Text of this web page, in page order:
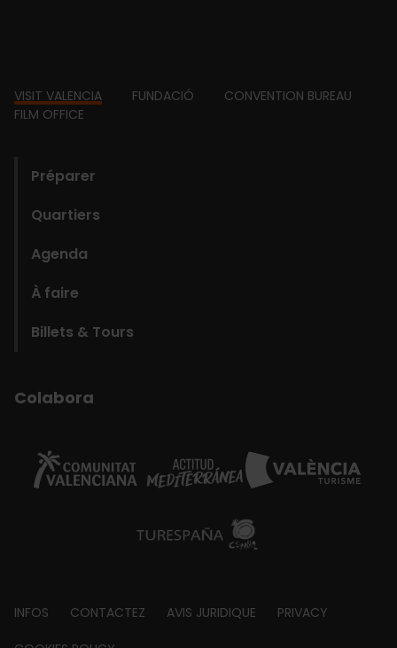
Footer
VISIT VALENCIA FUNDACIÓ
CONVENTION BUREAU
FILM OFFICE
Préparer
Quartiers
Agenda
À faire
Billets & Tours
Colabora
Footer
INFOS CONTACTEZ AVIS JURIDIQUE PRIVACY